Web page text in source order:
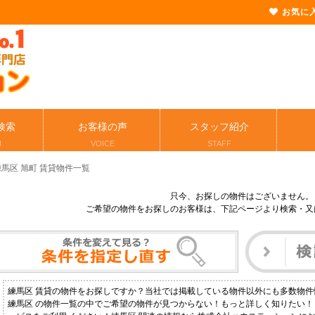
索 お客様の声
VOICE
スタッフ紹介
STAFF
区 旭町 賃貸物件一覧
只今、お探しの物件はございません。
ご希望の物件をお探しのお客様は、下記ページより検索・
練馬区 賃貸の物件をお探しですか？当社では掲載している物件以外にも多数物
練馬区 の物件一覧の中でご希望の物件が見つからない！もっと詳しく知りたい
お気に